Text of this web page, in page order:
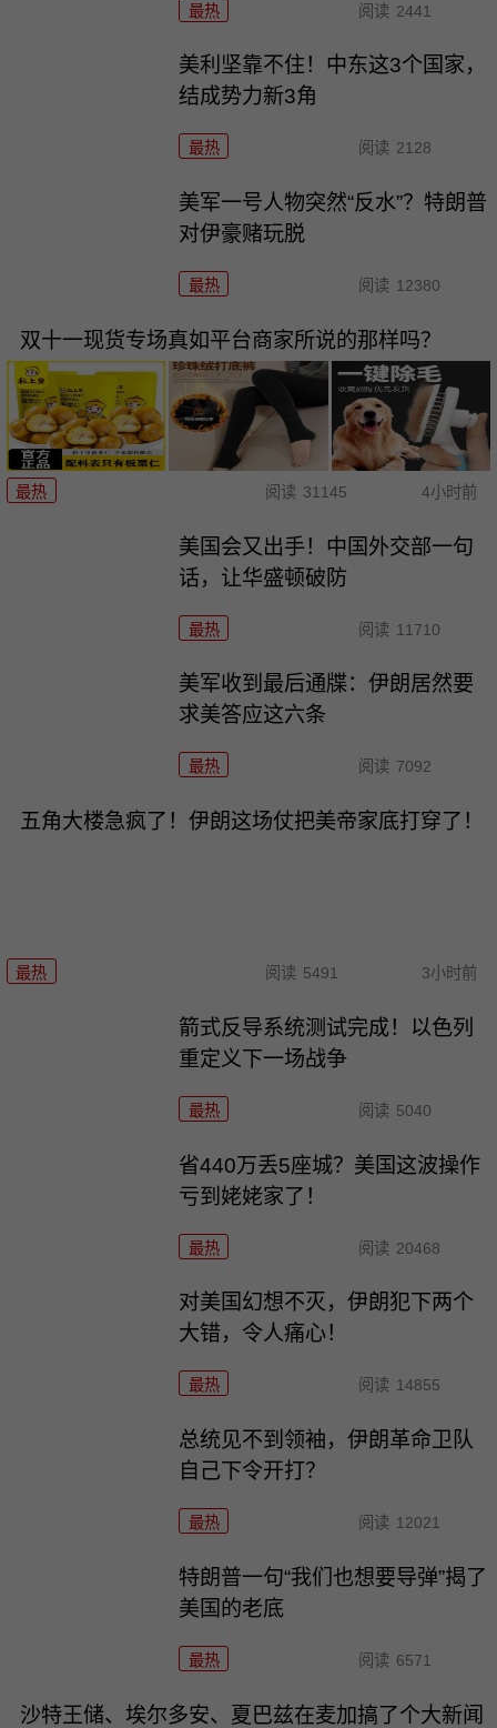
最热 阅读 2441
美利坚靠不住！中东这3个国家，
结成势力新3角
最热 阅读 2128
美军一号人物突然“反水”？特朗普
对伊豪赌玩脱
最热 阅读 12380
双十一现货专场真如平台商家所说的那样吗？
最热 阅读 31145 4小时前
美国会又出手！中国外交部一句
话，让华盛顿破防
最热 阅读 11710
美军收到最后通牒：伊朗居然要
求美答应这六条
最热 阅读 7092
五角大楼急疯了！伊朗这场仗把美帝家底打穿了！
最热 阅读 5491 3小时前
箭式反导系统测试完成！以色列
重定义下一场战争
最热 阅读 5040
省440万丢5座城？美国这波操作
亏到姥姥家了！
最热 阅读 20468
对美国幻想不灭，伊朗犯下两个
大错，令人痛心！
最热 阅读 14855
总统见不到领袖，伊朗革命卫队
自己下令开打？
最热 阅读 12021
特朗普一句“我们也想要导弹”揭了
美国的老底
最热 阅读 6571
沙特王储、埃尔多安、夏巴兹在麦加搞了个大新闻